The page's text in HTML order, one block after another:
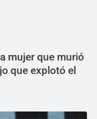
mujer que murió
que explotó el